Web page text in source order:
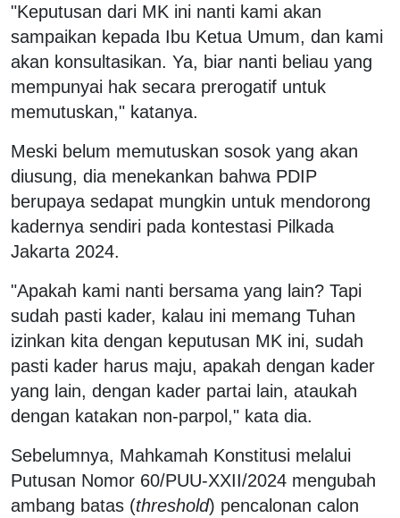
"Keputusan dari MK ini nanti kami akan
sampaikan kepada Ibu Ketua Umum, dan kami
akan konsultasikan. Ya, biar nanti beliau yang
mempunyai hak secara prerogatif untuk
memutuskan," katanya.
Meski belum memutuskan sosok yang akan
diusung, dia menekankan bahwa PDIP
berupaya sedapat mungkin untuk mendorong
kadernya sendiri pada kontestasi Pilkada
Jakarta 2024.
"Apakah kami nanti bersama yang lain? Tapi
sudah pasti kader, kalau ini memang Tuhan
izinkan kita dengan keputusan MK ini, sudah
pasti kader harus maju, apakah dengan kader
yang lain, dengan kader partai lain, ataukah
dengan katakan non-parpol," kata dia.
Sebelumnya, Mahkamah Konstitusi melalui
Putusan Nomor 60/PUU-XXII/2024 mengubah
ambang batas (threshold) pencalonan calon